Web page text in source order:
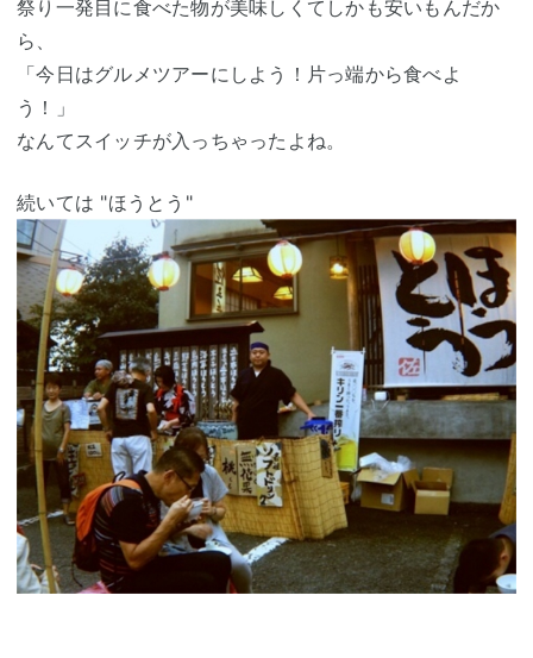
祭り一発目に食べた物が美味しくてしかも安いもんだか
ら、
「今日はグルメツアーにしよう！片っ端から食べよ
う！」
なんてスイッチが入っちゃったよね。
続いては "ほうとう"